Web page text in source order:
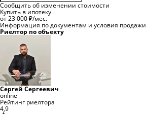
Сообщить об изменении стоимости
Купить в ипотеку
от 23 000 ₽/мес.
Информация по документам и условия продажи
Риелтор по объекту
Сергей Сергеевич
online
Рейтинг риелтора
4,9